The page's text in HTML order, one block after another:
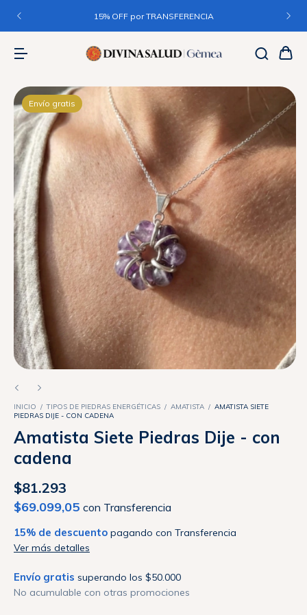
15% OFF por TRANSFERENCIA
Envío gratis
INICIO / TIPOS DE PIEDRAS ENERGÉTICAS / AMATISTA / AMATISTA SIETE
PIEDRAS DIJE - CON CADENA
Amatista Siete Piedras Dije - con
cadena
$81.293
$69.099,05 con Transferencia
15% de descuento pagando con Transferencia
Ver más detalles
Envío gratis superando los $50.000
No acumulable con otras promociones